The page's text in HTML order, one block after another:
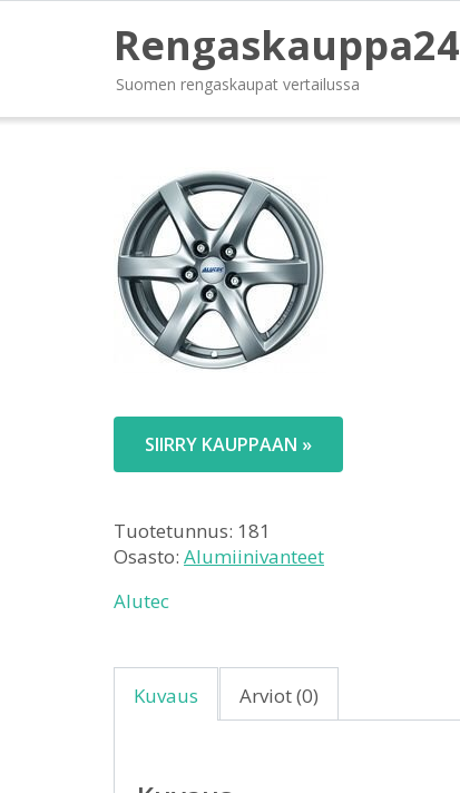
Rengaskauppa24
Suomen rengaskaupat vertailussa
SIIRRY KAUPPAAN »
Tuotetunnus: 181
Osasto: Alumiinivanteet
Alutec
Kuvaus Arviot (0)